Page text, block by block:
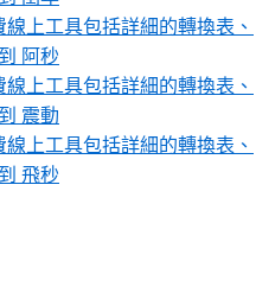
上工具包括詳細的轉換表、
阿秒
上工具包括詳細的轉換表、
震動
上工具包括詳細的轉換表、
飛秒